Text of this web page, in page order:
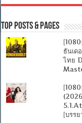
Top Posts & Pages
ธันเด
ไทย
[บรร